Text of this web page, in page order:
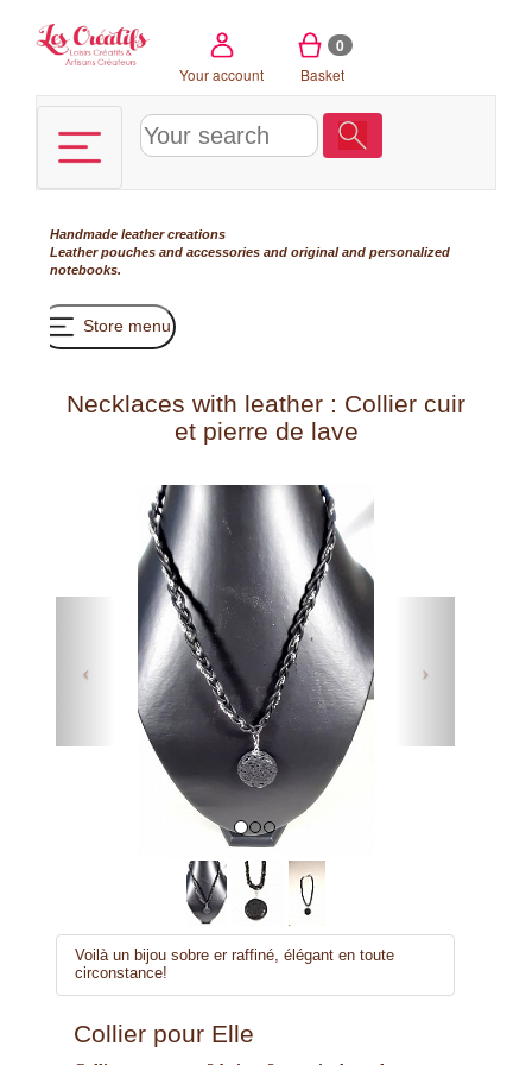
Your account
0
Basket
Handmade leather creations
Leather pouches and accessories and original and personalized
notebooks.
Store menu
Necklaces with leather : Collier cuir
et pierre de lave
Previous
Voilà un bijou sobre er raffiné, élégant en toute
circonstance!
Collier pour Elle